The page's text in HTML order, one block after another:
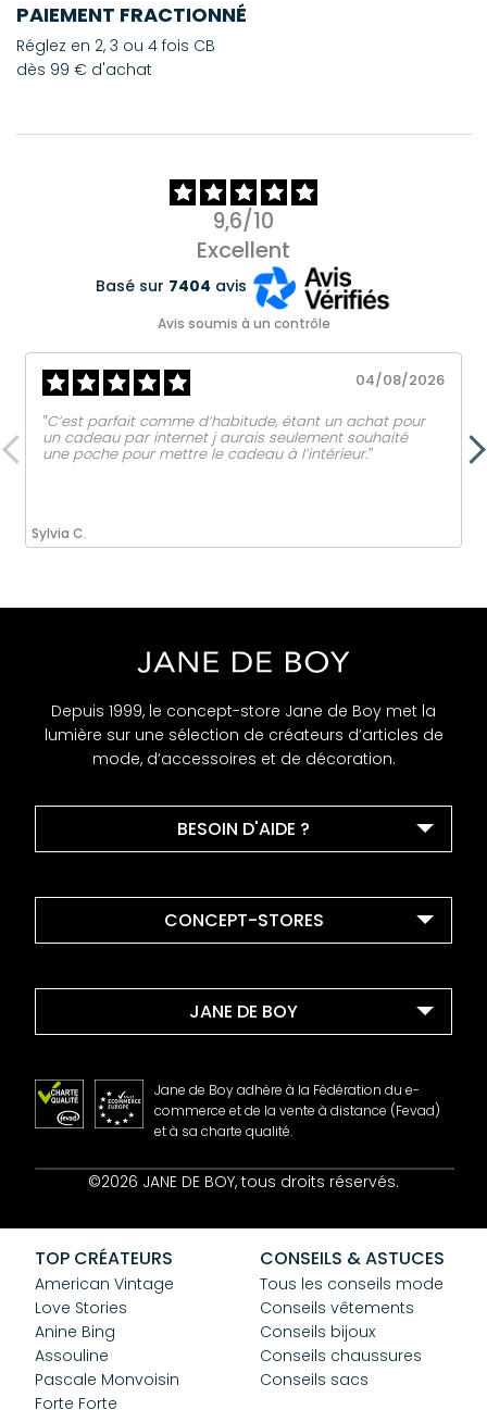
PAIEMENT FRACTIONNÉ
Réglez en 2, 3 ou 4 fois CB
dès 99 € d'achat
9,6/10
Excellent
Basé sur 7404 avis
Avis soumis à un contrôle
Sylvia C.
04/08/2026
‟C’est parfait comme d’habitude, étant un achat pour
un cadeau par internet j aurais seulement souhaité
une poche pour mettre le cadeau à l’intérieur.ˮ
Depuis 1999, le concept-store Jane de Boy met la
lumière sur une sélection de créateurs d’articles de
mode, d’accessoires et de décoration.
BESOIN D'AIDE ?
CONCEPT-STORES
JANE DE BOY
Contact
CGV
Confidentialité
Cookies
Jane de Boy adhère à la Fédération du e-
commerce et de la vente à distance (Fevad)
et à sa charte qualité.
©2026 JANE DE BOY, tous droits réservés.
TOP CRÉATEURS
American Vintage
Love Stories
Anine Bing
Assouline
Pascale Monvoisin
Forte Forte
CONSEILS & ASTUCES
Tous les conseils mode
Conseils vêtements
Conseils bijoux
Conseils chaussures
Conseils sacs